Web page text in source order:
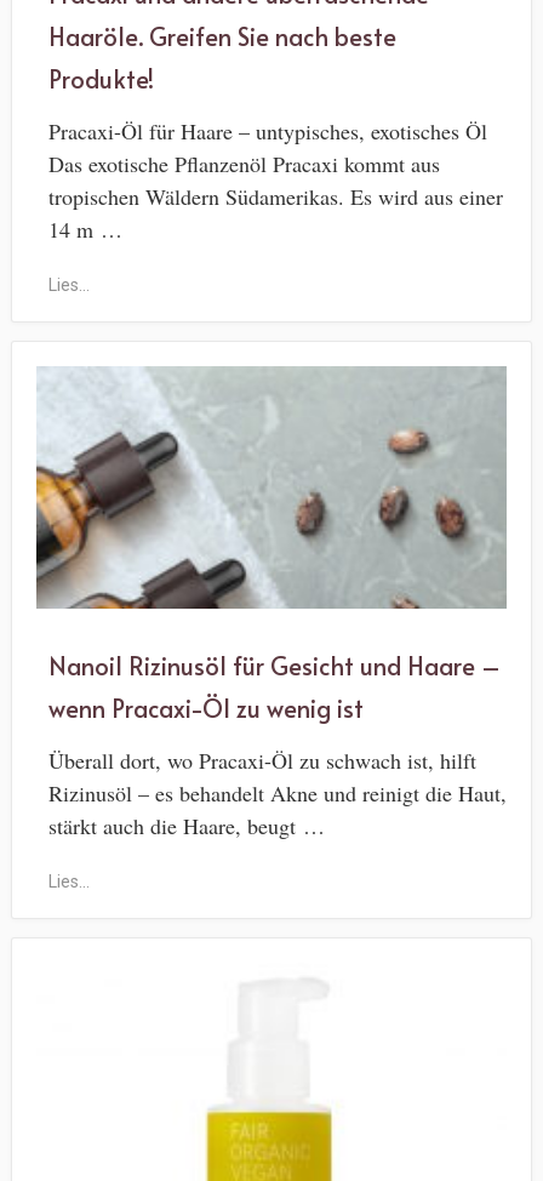
Haaröle. Greifen Sie nach beste
Produkte!
Pracaxi-Öl für Haare – untypisches, exotisches Öl
Das exotische Pflanzenöl Pracaxi kommt aus
tropischen Wäldern Südamerikas. Es wird aus einer
14 m …
Lies...
Nanoil Rizinusöl für Gesicht und Haare –
wenn Pracaxi-Öl zu wenig ist
Überall dort, wo Pracaxi-Öl zu schwach ist, hilft
Rizinusöl – es behandelt Akne und reinigt die Haut,
stärkt auch die Haare, beugt …
Lies...